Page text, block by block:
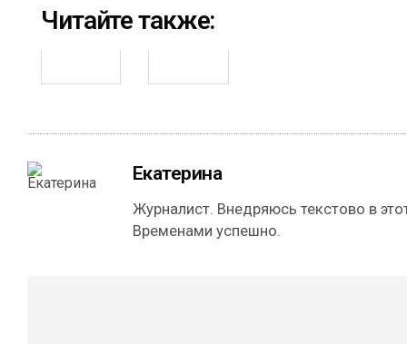
Читайте также:
Екатерина
Журналист. Внедряюсь текстово в
Временами успешно.